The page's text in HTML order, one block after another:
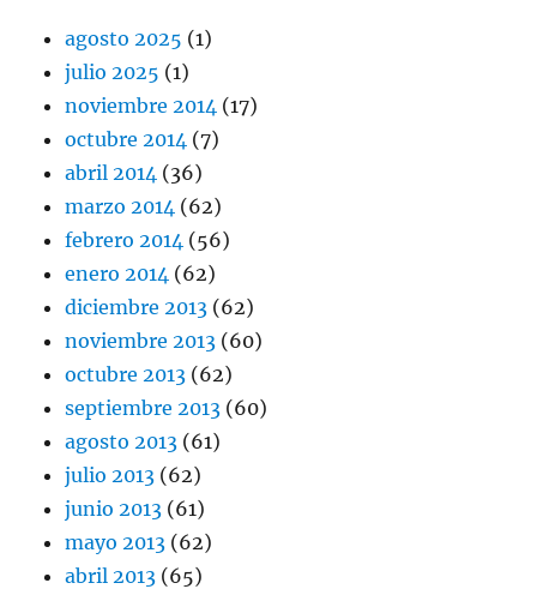
agosto 2025 (1)
julio 2025 (1)
noviembre 2014 (17)
octubre 2014 (7)
abril 2014 (36)
marzo 2014 (62)
febrero 2014 (56)
enero 2014 (62)
diciembre 2013 (62)
noviembre 2013 (60)
octubre 2013 (62)
septiembre 2013 (60)
agosto 2013 (61)
julio 2013 (62)
junio 2013 (61)
mayo 2013 (62)
abril 2013 (65)